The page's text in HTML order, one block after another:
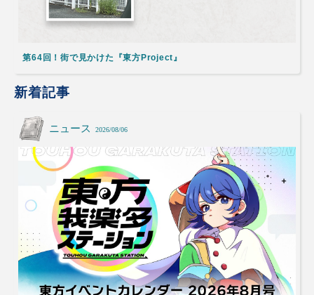
第64回！街で見かけた『東方Project』
新着記事
ニュース 2026/08/06